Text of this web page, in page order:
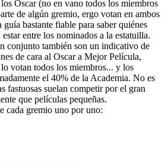
Oscar (no en vano todos los miembros
de algún gremio, ergo votan en ambos
bastante fiable para saber quiénes
entre los nominados a la estatuilla.
conjunto también son un indicativo de
de cara al Oscar a Mejor Película,
votan todos los miembros... y los
el 40% de la Academia. No es
fastuosas suelan competir por el gran
que películas pequeñas.
cada gremio uno por uno: